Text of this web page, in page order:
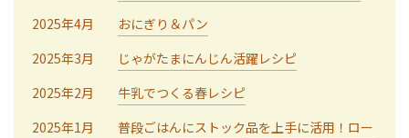
2025年4月
おにぎり＆パン
2025年3月
じゃがたまにんじん活躍レシピ
2025年2月
牛乳でつくる春レシピ
2025年1月
普段ごはんにストック品を上手に活用！ロー